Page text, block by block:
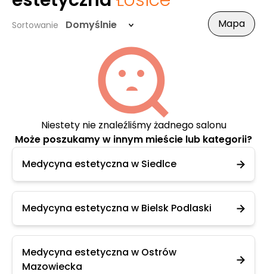
Sortowanie Domyślnie Mapa
Niestety nie znaleźliśmy żadnego salonu
Może poszukamy w innym mieście lub kategorii?
Medycyna estetyczna w Siedlce
Medycyna estetyczna w Bielsk Podlaski
Medycyna estetyczna w Ostrów
Mazowiecka